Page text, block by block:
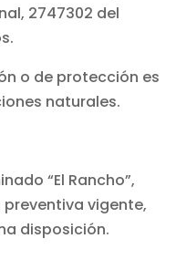
2747302 del
o de protección es
naturales.
“El Rancho”,
vigente,
disposición.